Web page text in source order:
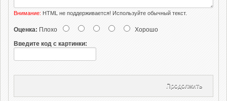
Внимание: HTML не поддерживается! Используйте обычный текст.
Оценка: Плохо
Хорошо
Введите код с картинки:
Продолжить